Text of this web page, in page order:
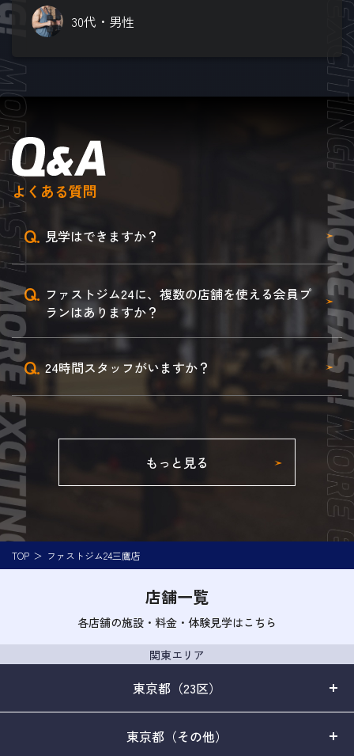
30代・男性
よくある質問
Q. 見学はできますか？
Q. ファストジム24に、複数の店舗を使える会員プ
ランはありますか？
Q. 24時間スタッフがいますか？
もっと見る
TOP ファストジム24三鷹店
店舗一覧
各店舗の施設・料金・体験見学はこちら
関東エリア
東京都（23区）
東京都（その他）